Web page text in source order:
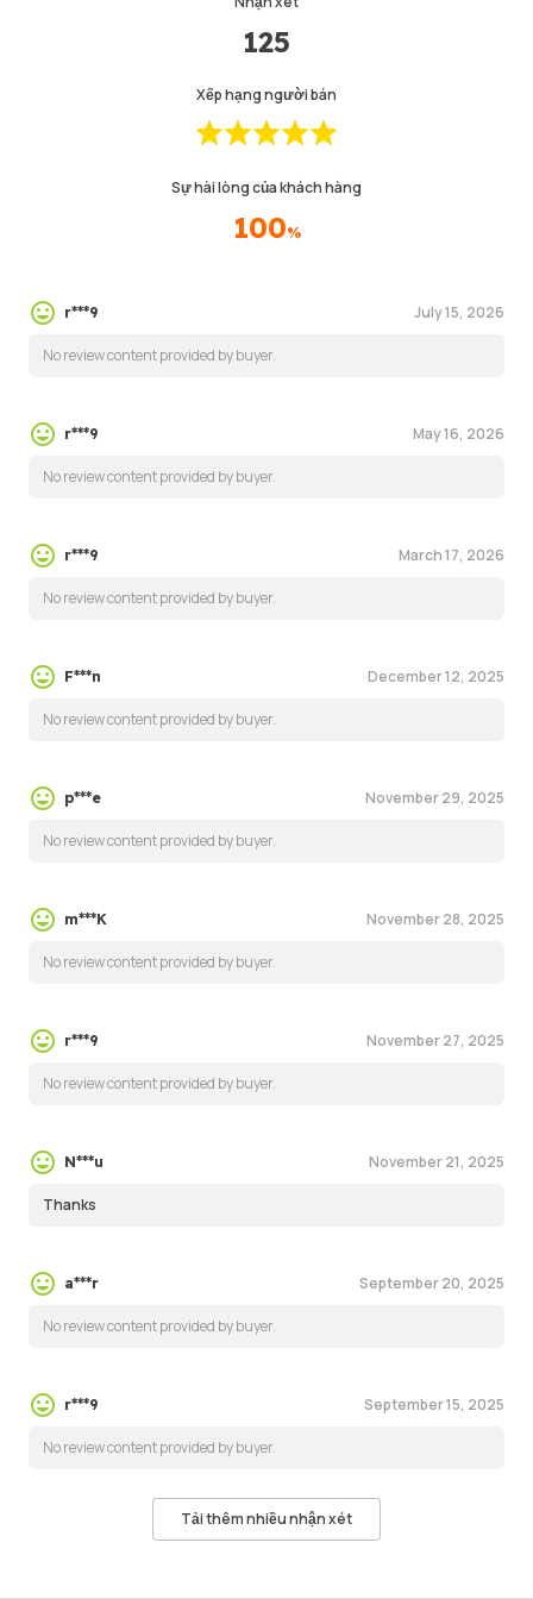
125
Xếp hạng người bán
Sự hài lòng của khách hàng
100%
r***9 July 15, 2026
No review content provided by buyer.
r***9 May 16, 2026
No review content provided by buyer.
r***9 March 17, 2026
No review content provided by buyer.
F***n December 12, 2025
No review content provided by buyer.
p***e November 29, 2025
No review content provided by buyer.
m***K November 28, 2025
No review content provided by buyer.
r***9 November 27, 2025
No review content provided by buyer.
N***u November 21, 2025
Thanks
a***r September 20, 2025
No review content provided by buyer.
r***9 September 15, 2025
No review content provided by buyer.
Tải thêm nhiều nhận xét